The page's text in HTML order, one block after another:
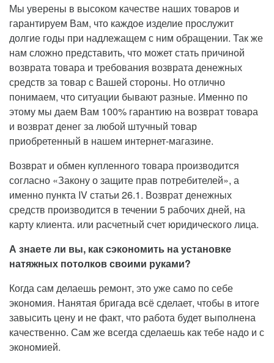
Мы уверены в высоком качестве наших товаров и
гарантируем Вам, что каждое изделие прослужит
долгие годы при надлежащем с ним обращении. Так же
нам сложно представить, что может стать причиной
возврата товара и требования возврата денежных
средств за товар с Вашей стороны. Но отлично
понимаем, что ситуации бывают разные. Именно по
этому мы даем Вам 100% гарантию на возврат товара
и возврат денег за любой штучный товар
приобретенный в нашем интернет-магазине.
Возврат и обмен купленного товара производится
согласно «Закону о защите прав потребителей», а
именно пункта IV статьи 26.1. Возврат денежных
средств производится в течении 5 рабочих дней, на
карту клиента. или расчетный счет юридического лица.
А знаете ли вы, как сэкономить на установке
натяжных потолков своими руками?
Когда сам делаешь ремонт, это уже само по себе
экономия. Нанятая бригада всё сделает, чтобы в итоге
завысить цену и не факт, что работа будет выполнена
качественно. Сам же всегда сделаешь как тебе надо и с
экономией.